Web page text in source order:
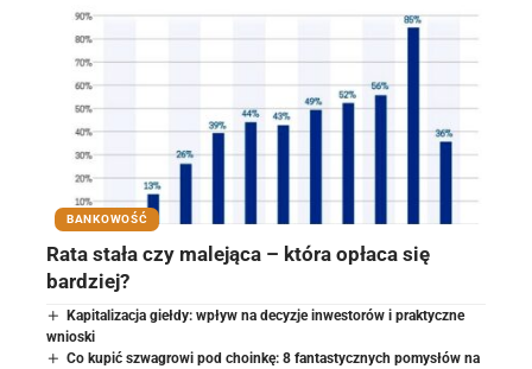
BANKOWOŚĆ
Rata stała czy malejąca – która opłaca się
bardziej?
Kapitalizacja giełdy: wpływ na decyzje inwestorów i praktyczne
wnioski
Co kupić szwagrowi pod choinkę: 8 fantastycznych pomysłów na